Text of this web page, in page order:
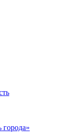
города»